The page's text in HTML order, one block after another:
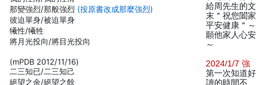
那變強烈/那般強烈 (按原書改成那麼強烈)
彼迫單身/被迫單身
犧性/犧牲
將月光投向/將目光投向
(mPDB 2012/11/16)
二三知已/二三知己
絕望之余/絕望之餘
給周先生的文
末＂祝您闔家
平安健康＂～
願他家人心安
～
2024/1/7 強
第一次知道好
讀的時間不